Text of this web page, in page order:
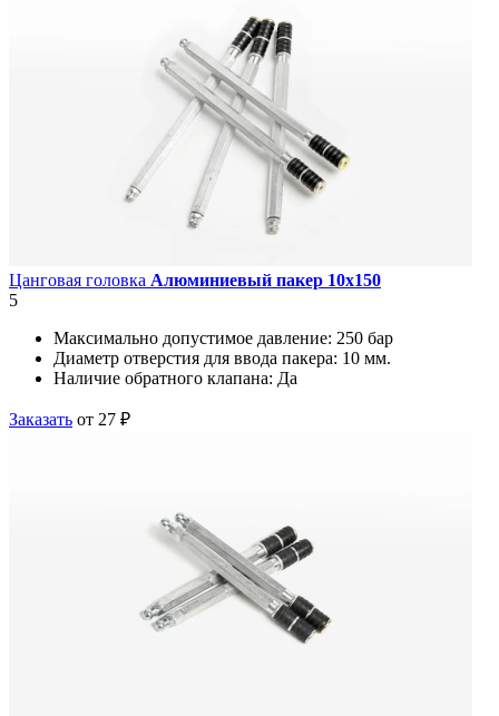
Цанговая головка Алюминиевый пакер 10х150
5
Максимально допустимое давление: 250 бар
Диаметр отверстия для ввода пакера: 10 мм.
Наличие обратного клапана: Да
Заказать от 27 ₽